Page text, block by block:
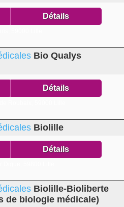
Détails
Bio Qualys
Détails
Biolille
Détails
Biolille-Bioliberte
de biologie médicale)